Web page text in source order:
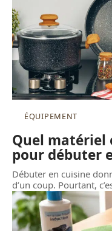
ÉQUIPEMENT
Quel matériel
pour débuter
Débuter en cuisine
d’un coup. Pourtant,